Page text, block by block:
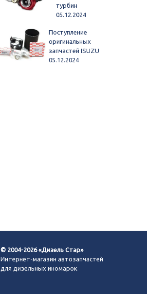
турбин
05.12.2024
Поступление
оригинальных
запчастей ISUZU
05.12.2024
© 2004-2026 «Дизель Стар»
Интернет-магазин автозапчастей
для дизельных иномарок